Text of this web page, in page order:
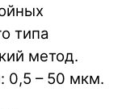
типа
метод.
0,5 – 50 мкм.